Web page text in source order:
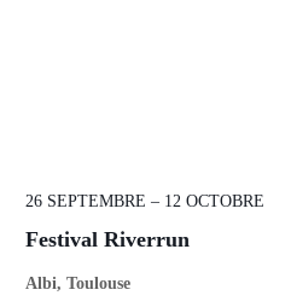
26 SEPTEMBRE – 12 OCTOBRE
Festival Riverrun
Albi, Toulouse